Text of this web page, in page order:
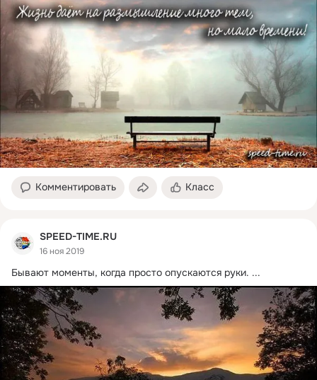
Комментировать Класс
SPEED-TIME.RU
16 ноя 2019
Бывают моменты, когда просто опускаются руки. ...